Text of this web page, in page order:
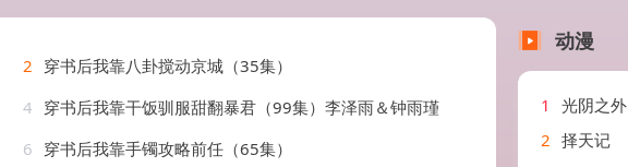
2 穿书后我靠八卦搅动京城（35集）
4 穿书后我靠干饭驯服甜翻暴君（99集）李泽雨＆钟雨瑾
6 穿书后我靠手镯攻略前任（65集）
动漫
1
光阴之外
2 择天记